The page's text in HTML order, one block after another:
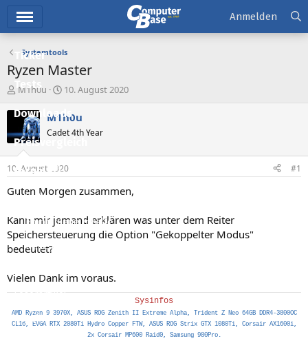
Ticker
Tests
Downloads
Preisvergleich
Forum
Aktuelles
Empfohlene Inhalte
Neue Beiträge
Leserartikel
Regeln
Anmelden
Systemtools
Ryzen Master
E
s
e
e
r
M1h0u
E
s
e
l
t
a
m
10. August 2020
M1h0u
Cadet 4th Year
10. August 2020 #1
Guten Morgen zusammen,
Kann mir jemand erklären was unter dem Reiter
Speichersteuerung die Option "Gekoppelter Modus"
bedeutet?
Vielen Dank im voraus.
Sysinfos
AMD Ryzen 9 3970X, ASUS ROG Zenith II Extreme Alpha, Trident Z Neo 64GB DDR4-3800OC
CL16, EVGA RTX 2080Ti Hydro Copper FTW, ASUS ROG Strix GTX 1080Ti, Corsair AX1600i,
2x Corsair MP600 Raid0, Samsung 980Pro.